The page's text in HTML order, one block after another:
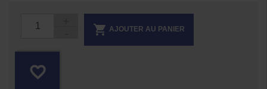
 AJOUTER AU PANIER
favorite_border